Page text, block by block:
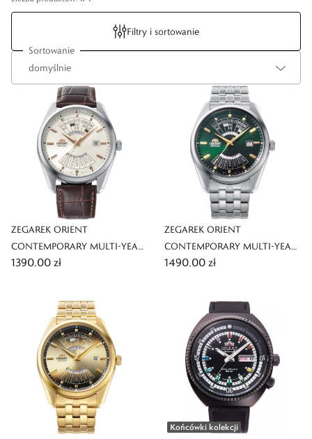
Filtry i sortowanie
Sortowanie
ZEGAREK ORIENT
CONTEMPORARY MULTI-YEAR
CALENDAR POLAND
1390,00 zł
ZEGAREK ORIENT
CONTEMPORARY MULTI-YEAR
CALENDAR POLAND
1490,00 zł
Końcówki kolekcji